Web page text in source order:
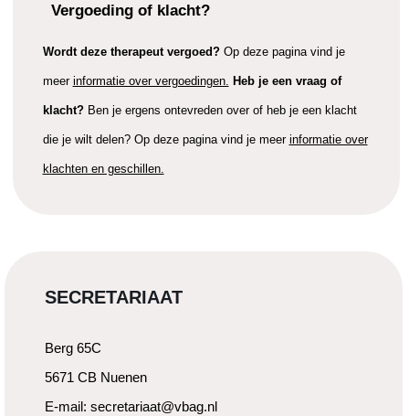
Vergoeding of klacht?
Wordt deze therapeut vergoed?Op deze pagina vind je
meer informatie over vergoedingen. Heb je een vraag of
klacht? Ben je ergens ontevreden over of heb je een klacht
die je wilt delen? Op deze pagina vind je meer informatie over
klachten en geschillen.
SECRETARIAAT
Berg 65C
5671 CB Nuenen
E-mail: secretariaat@vbag.nl